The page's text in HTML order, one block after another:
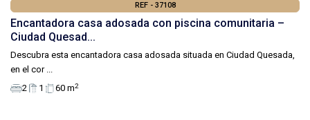
REF - 37108
Encantadora casa adosada con piscina comunitaria –
Ciudad Quesad...
Descubra esta encantadora casa adosada situada en Ciudad Quesada,
en el cor ...
2
1 60 m2